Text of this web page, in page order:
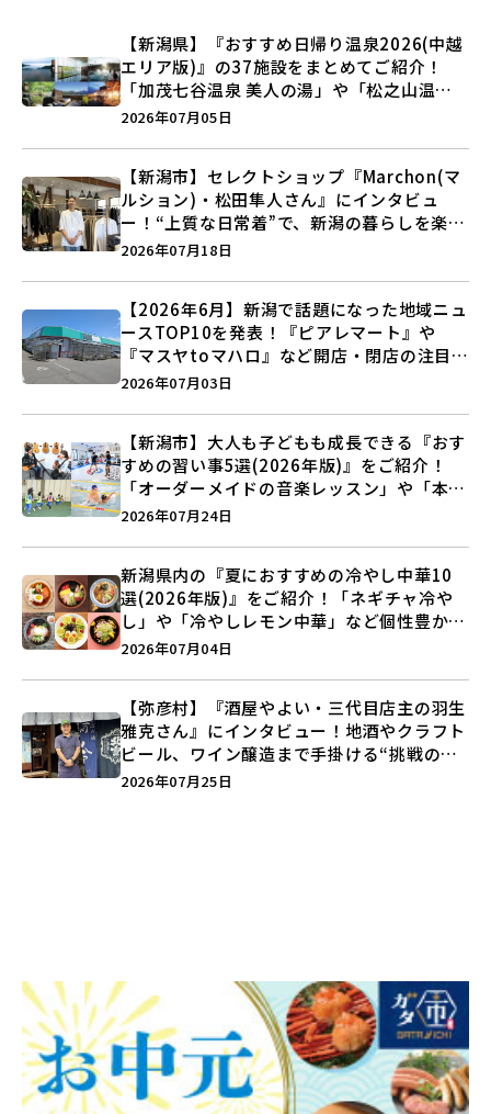
【新潟県】『おすすめ日帰り温泉2026(中越
エリア版)』の37施設をまとめてご紹介！
「加茂七谷温泉 美人の湯」や「松之山温泉
ナステビュウ湯の山」などを巡ろう♪
2026年07月05日
【新潟市】セレクトショップ『Marchon(マ
ルション)・松田隼人さん』にインタビュ
ー！“上質な日常着”で、新潟の暮らしを楽し
む提案とは？
2026年07月18日
【2026年6月】新潟で話題になった地域ニュ
ースTOP10を発表！『ピアレマート』や
『マスヤtoマハロ』など開店・閉店の注目記
事をランキングでご紹介♪
2026年07月03日
【新潟市】大人も子どもも成長できる『おす
すめの習い事5選(2026年版)』をご紹介！
「オーダーメイドの音楽レッスン」や「本格
キックボクシング」で新しい自分を見つけよ
2026年07月24日
新潟県内の『夏におすすめの冷やし中華10
選(2026年版)』をご紹介！「ネギチャ冷や
し」や「冷やしレモン中華」など個性豊かな
ラインアップ♪
2026年07月04日
【弥彦村】『酒屋やよい・三代目店主の羽生
雅克さん』にインタビュー！地酒やクラフト
ビール、ワイン醸造まで手掛ける“挑戦の歴
史”に迫る♪
2026年07月25日